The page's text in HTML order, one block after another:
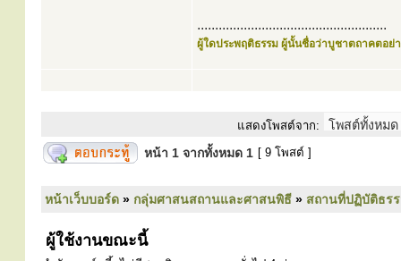
.....................................................
ผู้ใดประพฤติธรรม ผู้นั้นชื่อว่าบูชาตถาคตอย่า
แสดงโพสต์จาก:
หน้า 1 จากทั้งหมด 1 [ 9 โพสต์ ]
หน้าเว็บบอร์ด » กลุ่มศาสนสถานและศาสนพิธี » สถานที่ปฏิบัติธร
ผู้ใช้งานขณะนี้